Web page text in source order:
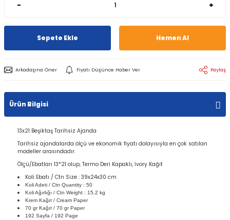
- +
Sepete Ekle Hemen Al
Arkadaşına Öner Fiyatı Düşünce Haber Ver Paylaş
Ürün Bilgisi
13x21 Beşiktaş Tarihsiz Ajanda
Tarihsiz ajandalarda ölçü ve ekonomik fiyatı dolayısıyla en çok satılan
modeller arasındadır.
Ölçü/Ebatları 13*21 olup, Termo Deri Kapaklı, İvory Kağıt
Koli Ebatı / Ctn Size : 39x24x30 cm
Koli Adeti / Ctn Quantity : 50
Koli Ağırlığı / Ctn Weight : 15,2 kg
Krem Kağıt / Cream Paper
70 gr Kağıt / 70 gr Paper
192 Sayfa / 192 Page